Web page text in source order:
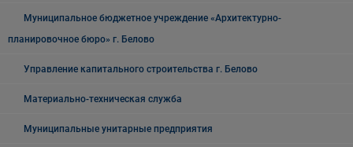
Муниципальное бюджетное учреждение «Архитектурно-
планировочное бюро» г. Белово
Управление капитального строительства г. Белово
Материально-техническая служба
Муниципальные унитарные предприятия